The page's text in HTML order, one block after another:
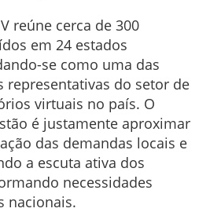
reúne cerca de 300
em 24 estados
se como uma das
representativas do setor de
virtuais no país. O
é justamente aproximar
das demandas locais e
a escuta ativa dos
necessidades
nacionais.